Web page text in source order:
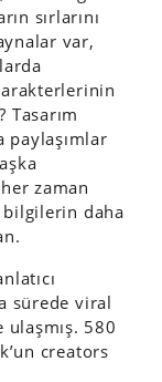
sırlarını
var,
Tasarım
paylaşımlar
zaman
daha
sürede viral
580
creators